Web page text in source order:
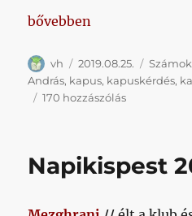
„Nagyon furcsa számok
bővebben
Szerző
vh Közzétéve
2019.08.25. Számok
András, kapus, kapuskérdés,
170 hozzászólásNagyon
első
Napikispest